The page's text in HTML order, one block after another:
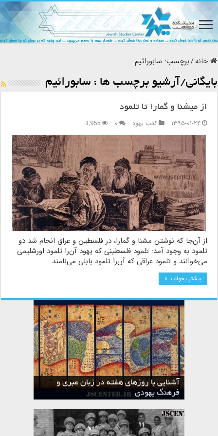
خانه/برچسب: سابورائیم
بایگانی/آرشیو برچسب ها :سابورائیم
از میشنا و گمارا تا تلمود
۱۳۹۵-۰۱-۲۴
کتب یهود ۰ 3,955
از آن‌جا که نوشتن مشنا و گمارا، در فلسطین و عراق انجام شد دو
تلمود به وجود آمد: تلمود فلسطینى که یهود آن‌را تلمود اورشلیمی
مى‌خوانند و تلمود عراقى که آن‌را تلمود بابلى می‌نامند.
بیشتر بخوانید »
آشنایی با روزهای هفته در زبان عبری و
فرهنگ یهودی
ماه نیسان در تقویم عبری و میراث یهود
تقویم عبری
ماه شواط در تقویم عبری و میراث یهود
ماه طوت در تقویم عبری و میراث یهود
ماه حشوان در تقویم عبری و میراث یهود
ماه تیشری در تقویم عبری و میراث یهود
ماه الول در تقویم عبری و میراث یهود